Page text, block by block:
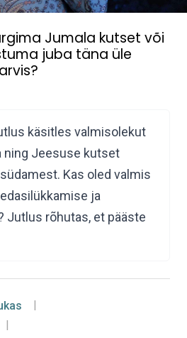
Jumala kutset või
juba täna üle
käsitles valmisolekut
ning Jeesuse kutset
Kas oled valmis
ja
Jutlus rõhutas, et pääste